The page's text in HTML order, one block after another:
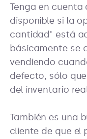
Tenga en
disponible si la
cantidad" está
básicamente se
vendiendo
defecto, sólo
del inventario
También es una
cliente de que el